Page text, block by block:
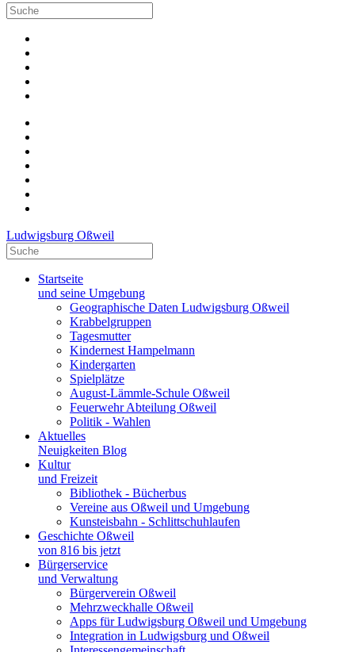
Ludwigsburg Oßweil
Startseite
und seine Umgebung
Geographische Daten Ludwigsburg Oßweil
Krabbelgruppen
Tagesmutter
Kindernest Hampelmann
Kindergarten
Spielplätze
August-Lämmle-Schule Oßweil
Feuerwehr Abteilung Oßweil
Politik - Wahlen
Aktuelles
Neuigkeiten Blog
Kultur
und Freizeit
Bibliothek - Bücherbus
Vereine aus Oßweil und Umgebung
Kunsteisbahn - Schlittschuhlaufen
Geschichte Oßweil
von 816 bis jetzt
Bürgerservice
und Verwaltung
Bürgerverein Oßweil
Mehrzweckhalle Oßweil
Apps für Ludwigsburg Oßweil und Umgebung
Integration in Ludwigsburg und Oßweil